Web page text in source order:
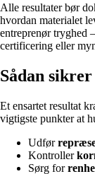
Alle resultater bør
hvordan materialet
entreprenør tryghed
certificering eller
Sådan
Et ensartet resultat
vigtigste punkter at
Udfør
Kontroller
Sørg for